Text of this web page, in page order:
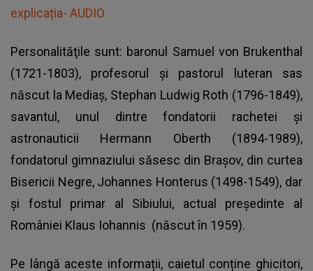
explicația- AUDIO
Personalităţile sunt: baronul Samuel von Brukenthal
(1721-1803), profesorul şi pastorul luteran sas
născut la Mediaş, Stephan Ludwig Roth (1796-1849),
savantul, unul dintre fondatorii rachetei şi
astronauticii Hermann Oberth (1894-1989),
fondatorul gimnaziului săsesc din Braşov, din curtea
Bisericii Negre, Johannes Honterus (1498-1549), dar
şi fostul primar al Sibiului, actual preşedinte al
României Klaus Iohannis (născut în 1959).
Pe lângă aceste informații, caietul conține ghicitori,